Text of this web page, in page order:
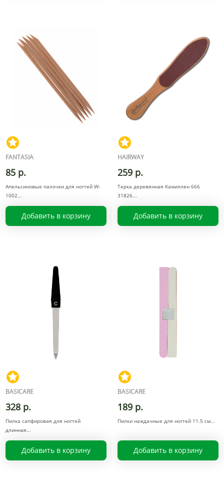
FANTASIA
85 р.
Апельсиновые палочки для ногтей W-
1002
Добавить в корзину
HAIRWAY
259 р.
Терка деревянная Камиллен 666
31826
Добавить в корзину
BASICARE
328 р.
Пилка сапфировая для ногтей
длинная
Добавить в корзину
BASICARE
189 р.
Пилки наждачные для ногтей 11.5 см
Добавить в корзину